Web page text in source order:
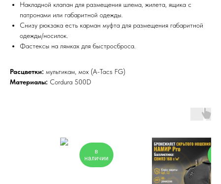
Накладной клапан для размещения шлема, жилета, ящика с
патронами или габаритной одежды.
Снизу рюкзака есть карман муфта для размещения габаритной
одежды/носилок.
Фастексы на лямках для быстросброса.
Расцветки: мультикам, мох (A-Tacs FG)
Материалы: Cordura 500D
в
наличии